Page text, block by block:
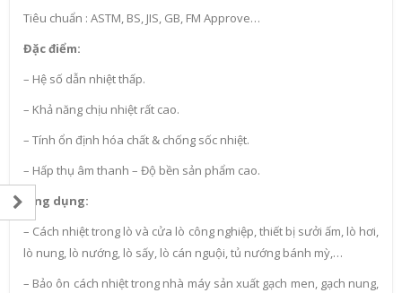
Tiêu chuẩn : ASTM, BS, JIS, GB, FM Approve…
Đặc điểm:
– Hệ số dẫn nhiệt thấp.
– Khả năng chịu nhiệt rất cao.
– Tính ổn định hóa chất & chống sốc nhiệt.
– Hấp thụ âm thanh – Độ bền sản phẩm cao.
Ứng dụng:
– Cách nhiệt trong lò và cửa lò công nghiệp, thiết bị sưởi ấm, lò hơi,
lò nung, lò nướng, lò sấy, lò cán nguội, tủ nướng bánh mỳ,…
– Bảo ôn cách nhiệt trong nhà máy sản xuất gạch men, gạch nung,